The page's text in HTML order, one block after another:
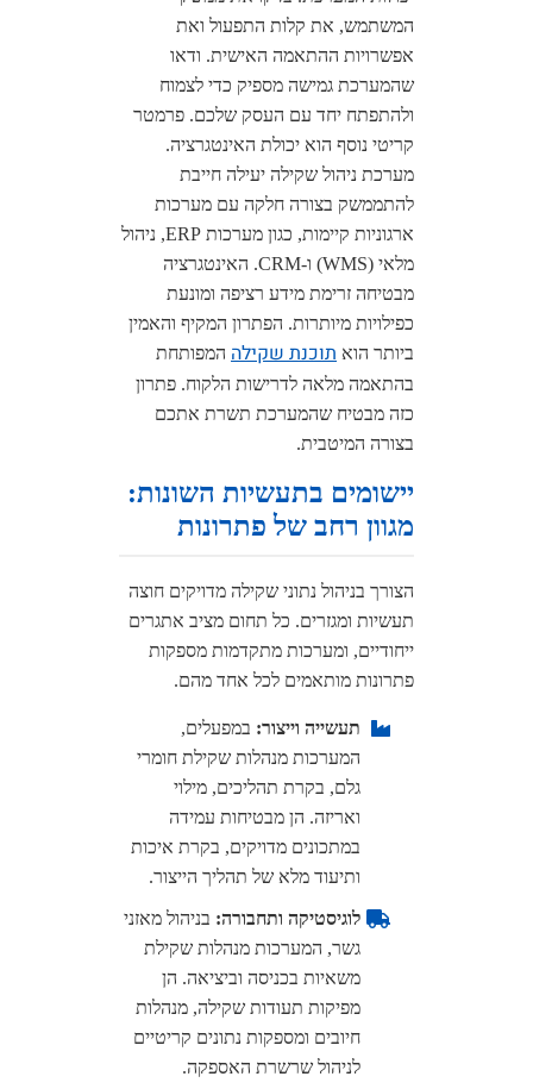
המשתמש, את קלות התפעול ואת
אפשרויות ההתאמה האישית. ודאו
שהמערכת גמישה מספיק כדי לצמוח
ולהתפתח יחד עם העסק שלכם. פרמטר
קריטי נוסף הוא יכולת האינטגרציה.
מערכת ניהול שקילה יעילה חייבת
להתממשק בצורה חלקה עם מערכות
ארגוניות קיימות, כגון מערכות ERP, ניהול
מלאי (WMS) ו-CRM. האינטגרציה
מבטיחה זרימת מידע רציפה ומונעת
כפילויות מיותרות. הפתרון המקיף והאמין
ביותר הוא תוכנת שקילה המפותחת
בהתאמה מלאה לדרישות הלקוח. פתרון
כזה מבטיח שהמערכת תשרת אתכם
בצורה המיטבית.
יישומים בתעשיות השונות:
מגוון רחב של פתרונות
הצורך בניהול נתוני שקילה מדויקים חוצה
תעשיות ומגזרים. כל תחום מציב אתגרים
ייחודיים, ומערכות מתקדמות מספקות
פתרונות מותאמים לכל אחד מהם.
תעשייה וייצור: במפעלים,
המערכות מנהלות שקילת חומרי
גלם, בקרת תהליכים, מילוי
ואריזה. הן מבטיחות עמידה
במתכונים מדויקים, בקרת איכות
ותיעוד מלא של תהליך הייצור.
לוגיסטיקה ותחבורה: בניהול מאזני
גשר, המערכות מנהלות שקילת
משאיות בכניסה וביציאה. הן
מפיקות תעודות שקילה, מנהלות
חיובים ומספקות נתונים קריטיים
לניהול שרשרת האספקה.